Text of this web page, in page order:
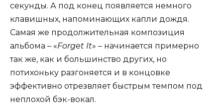
секунды. А под конец появляется немного
клавишных, напоминающих капли дождя.
Самая же продолжительная композиция
альбома – «Forget It» – начинается примерно
так же, как и большинство других, но
потихоньку разгоняется и в концовке
эффективно отрезвляет быстрым темпом под
неплохой бэк-вокал.